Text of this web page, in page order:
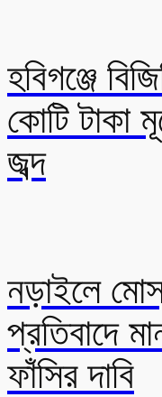
হবিগঞ্জে
কোটি টাকা
জব্দ
নড়াইলে
প্রতিবাদে
ফাঁসির দাবি